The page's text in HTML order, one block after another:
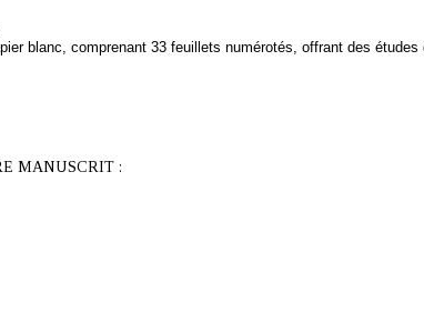
blanc, comprenant 33 feuillets numérotés, offrant des
MANUSCRIT :